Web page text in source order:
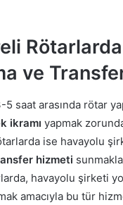
Rötarlarda
ve
saat arasında rötar
ikramı yapmak
ise havayolu
hizmeti
havayolu şirketi
amacıyla bu tür